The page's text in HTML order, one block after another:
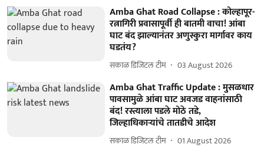
Amba Ghat Road Collapse : कोल्हापूर-
रत्नागिरी प्रवासापूर्वी ही बातमी वाचा! आंबा
घाट बंद झाल्यानंतर अणुस्कुरा मार्गावर काय
घडतंय?
सकाळ डिजिटल टीम 03 August 2026
Amba Ghat Traffic Update : मुसळधार
पावसामुळे आंबा घाट अवजड वाहनांसाठी
बंद! रस्त्याला पडले मोठे तडे,
जिल्हाधिकाऱ्यांचे तातडीचे आदेश
सकाळ डिजिटल टीम 01 August 2026